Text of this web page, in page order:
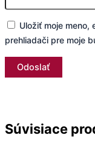
Uložiť moje meno,
prehliadači pre moje
Súvisiace